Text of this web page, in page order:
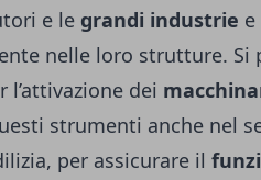
e le grandi industrie
nelle loro strutture. Si
l’attivazione dei
strumenti anche nel
per assicurare il